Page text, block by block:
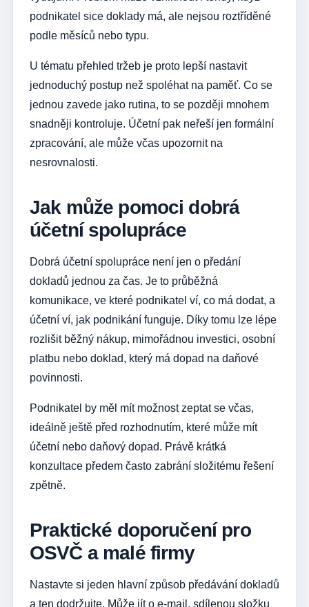
podnikatel sice doklady má, ale nejsou roztříděné
podle měsíců nebo typu.
U tématu přehled tržeb je proto lepší nastavit
jednoduchý postup než spoléhat na paměť. Co se
jednou zavede jako rutina, to se později mnohem
snadněji kontroluje. Účetní pak neřeší jen formální
zpracování, ale může včas upozornit na
nesrovnalosti.
Jak může pomoci dobrá
účetní spolupráce
Dobrá účetní spolupráce není jen o předání
dokladů jednou za čas. Je to průběžná
komunikace, ve které podnikatel ví, co má dodat, a
účetní ví, jak podnikání funguje. Díky tomu lze lépe
rozlišit běžný nákup, mimořádnou investici, osobní
platbu nebo doklad, který má dopad na daňové
povinnosti.
Podnikatel by měl mít možnost zeptat se včas,
ideálně ještě před rozhodnutím, které může mít
účetní nebo daňový dopad. Právě krátká
konzultace předem často zabrání složitému řešení
zpětně.
Praktické doporučení pro
OSVČ a malé firmy
Nastavte si jeden hlavní způsob předávání dokladů
a ten dodržujte. Může jít o e-mail, sdílenou složku